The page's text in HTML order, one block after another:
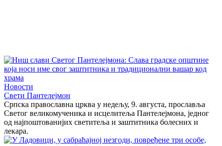
Новости
Свети Пантелејмон
Српска православна црква у недељу, 9. августа, прославља
Светог великомученика и исцелитеља Пантелејмона, једног
од најпоштованијих светитеља и заштитника болесних и
лекара.